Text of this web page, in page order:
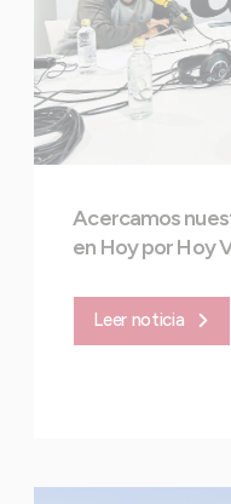
Acercamos
en Hoy por Hoy
Leer noticia